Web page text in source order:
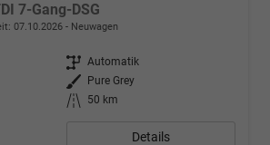
7-Gang-DSG
07.10.2026 Neuwagen
Getriebe Automatik
Außenfarbe
Pure Grey
Kilometerstand 50 km
Details